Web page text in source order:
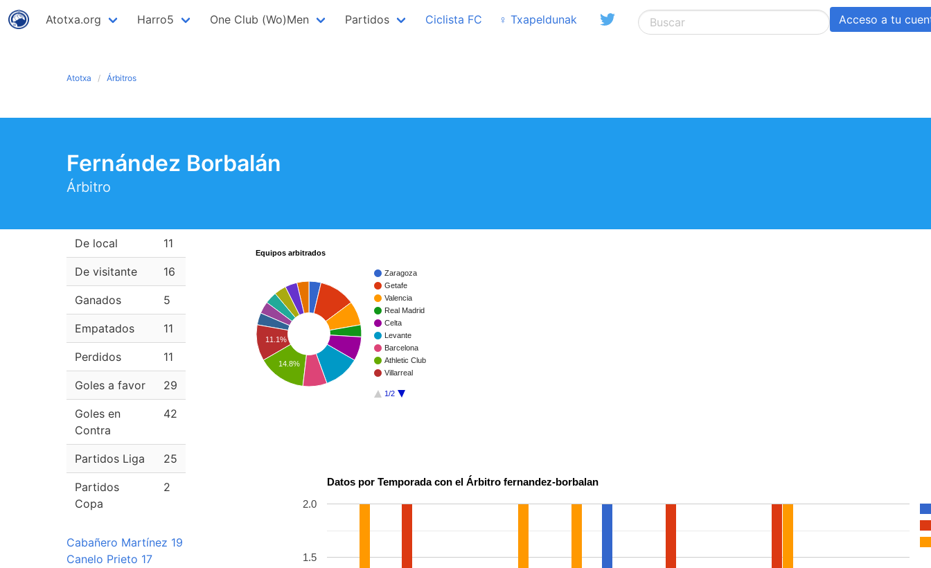
Atotxa.org Harro5 One Club (Wo)Men Partidos Ciclista FC ♀ Txapeldunak Acceso a tu
Atotxa Árbitros
Fernández Borbalán
Árbitro
De local 11
De visitante 16
Ganados 5
Empatados 11
Perdidos 11
Goles a favor 29
Goles en
Contra
42
Partidos Liga 25
Partidos
Copa
2
Cabañero Martínez 19
Canelo Prieto 17
Equipos arbitrados
Zaragoza
Getafe
Valencia
Real Madrid
Celta
Levante
Barcelona
Athletic Club
Villarreal
1/2
11.1%
14.8%
Datos por Temporada con el Árbitro fernandez-borbalan
1.5
2.0